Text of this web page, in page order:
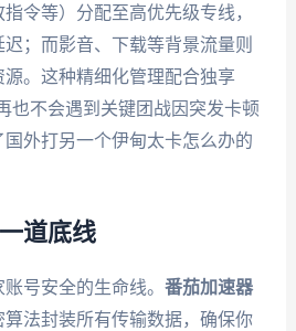
令等）分配至高优先级专线，
；而影音、下载等背景流量则
。这种精细化管理配合独享
也不会遇到关键团战因突发卡顿
外打另一个伊甸太卡怎么办的
道底线
号安全的生命线。 番茄加速器
法封装所有传输数据，确保你